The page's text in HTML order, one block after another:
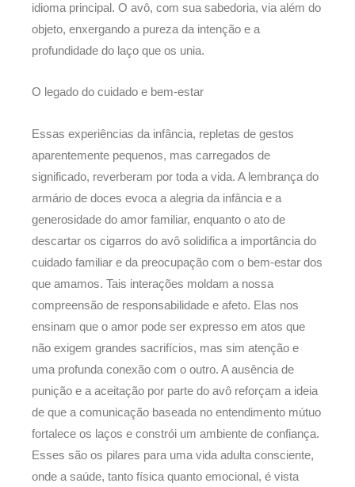
idioma principal. O avô, com sua sabedoria, via além do
objeto, enxergando a pureza da intenção e a
profundidade do laço que os unia.
O legado do cuidado e bem-estar
Essas experiências da infância, repletas de gestos
aparentemente pequenos, mas carregados de
significado, reverberam por toda a vida. A lembrança do
armário de doces evoca a alegria da infância e a
generosidade do amor familiar, enquanto o ato de
descartar os cigarros do avô solidifica a importância do
cuidado familiar e da preocupação com o bem-estar dos
que amamos. Tais interações moldam a nossa
compreensão de responsabilidade e afeto. Elas nos
ensinam que o amor pode ser expresso em atos que
não exigem grandes sacrifícios, mas sim atenção e
uma profunda conexão com o outro. A ausência de
punição e a aceitação por parte do avô reforçam a ideia
de que a comunicação baseada no entendimento mútuo
fortalece os laços e constrói um ambiente de confiança.
Esses são os pilares para uma vida adulta consciente,
onde a saúde, tanto física quanto emocional, é vista